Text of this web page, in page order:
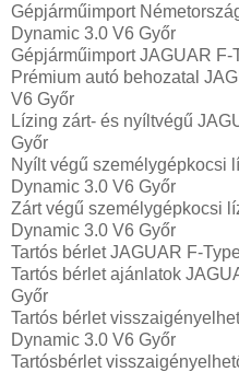
Gépjárműimport
Dynamic 3.0 V6 Győr
Gépjárműimport JAGUAR
Prémium autó behozatal
V6 Győr
Lízing zárt- és nyíltvégű
Győr
Nyílt végű személygépkocsi
Dynamic 3.0 V6 Győr
Zárt végű személygépkocsi
Dynamic 3.0 V6 Győr
Tartós bérlet JAGUAR F-
Tartós bérlet ajánlatok
Győr
Tartós bérlet
Dynamic 3.0 V6 Győr
Tartósbérlet